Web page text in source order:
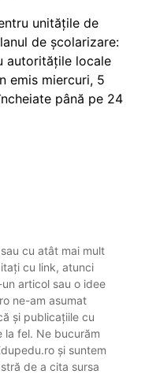
unitățile de
de școlarizare:
autoritățile locale
emis miercuri, 5
până pe 24
cu atât mai mult
cu link, atunci
articol sau o idee
ne-am asumat
și publicațiile cu
la fel. Ne bucurăm
și suntem
de a cita sursa